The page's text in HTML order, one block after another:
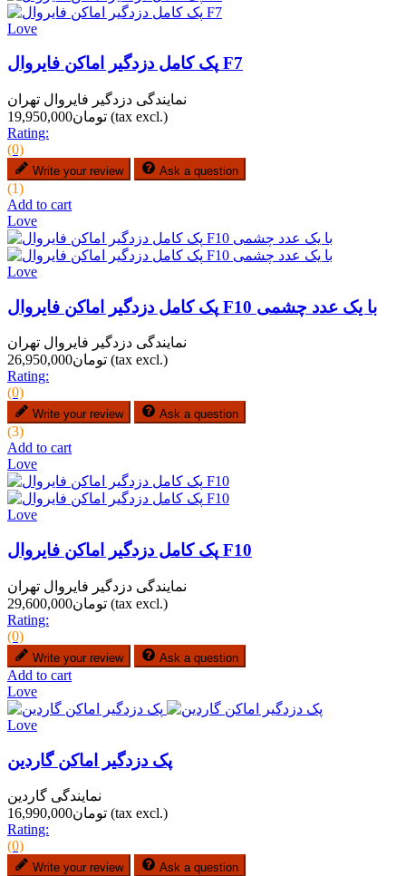
Love
پک کامل دزدگیر اماکن فایروال F7
نمایندگی دزدگیر فایروال تهران
تومان19,950,000 (tax excl.)
Rating:
(0)
Write your review Ask a question
(1)
Add to cart
Love
Love
پک کامل دزدگیر اماکن فایروال F10 با یک عدد چشمی
نمایندگی دزدگیر فایروال تهران
تومان26,950,000 (tax excl.)
Rating:
(0)
Write your review Ask a question
(3)
Add to cart
Love
Love
پک کامل دزدگیر اماکن فایروال F10
نمایندگی دزدگیر فایروال تهران
تومان29,600,000 (tax excl.)
Rating:
(0)
Write your review Ask a question
Add to cart
Love
Love
پک دزدگیر اماکن گاردین
نمایندگی گاردین
تومان16,990,000 (tax excl.)
Rating:
(0)
Write your review Ask a question